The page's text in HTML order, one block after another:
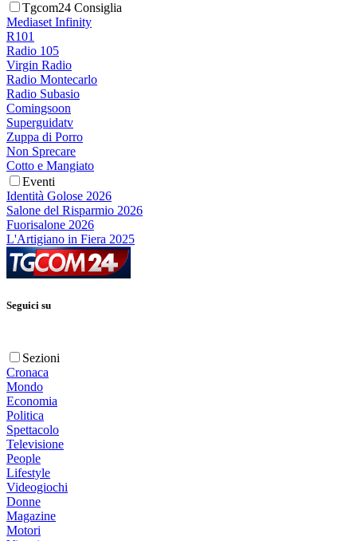
Tgcom24 Consiglia
Mediaset Infinity
R101
Radio 105
Virgin Radio
Radio Montecarlo
Radio Subasio
Comingsoon
Superguidatv
Zuppa di Porro
Non Sprecare
Cotto e Mangiato
Eventi
Identità Golose 2026
Salone del Risparmio 2026
Fuorisalone 2026
L'Artigiano in Fiera 2025
Seguici su
Sezioni
Cronaca
Mondo
Economia
Politica
Spettacolo
Televisione
People
Lifestyle
Videogiochi
Donne
Magazine
Motori